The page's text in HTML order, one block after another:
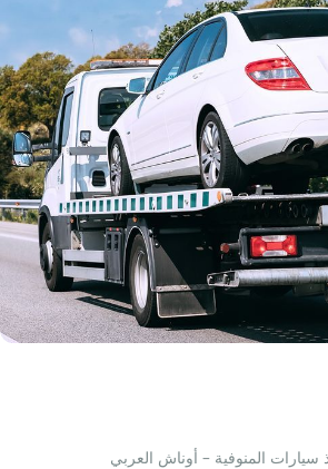
سيارات المنوفية – أوناش العربي